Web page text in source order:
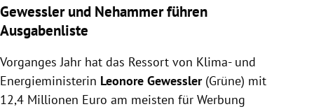
Gewessler und Nehammer führen
Ausgabenliste
Vorganges Jahr hat das Ressort von Klima- und
Energieministerin Leonore Gewessler (Grüne) mit
12,4 Millionen Euro am meisten für Werbung